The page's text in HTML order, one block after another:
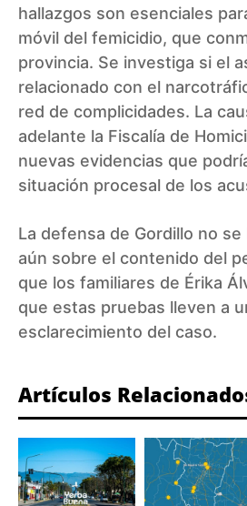
hallazgos son esenciales
móvil del femicidio, que
provincia. Se investiga si el
relacionado con el
red de complicidades. La
adelante la Fiscalía de
nuevas evidencias que
situación procesal de los
La defensa de Gordillo no
aún sobre el contenido del
que los familiares de Érika
que estas pruebas lleven a
esclarecimiento del caso.
Artículos